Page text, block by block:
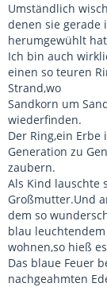
Umständlich
denen sie gerade
herumgewühlt
Ich bin auch
einen so teuren
Strand,wo
Sandkorn um
wiederfinden.
Der Ring,ein
Generation zu
zaubern.
Als Kind lauschte
Großmutter.Und
dem so
blau
wohnen,so hieß
Das blaue Feuer
nachgeahmten